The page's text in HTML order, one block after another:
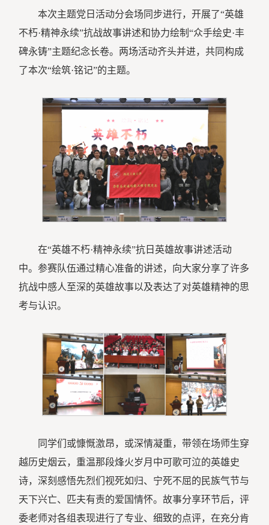
本次主题党日活动分会场同步进行，开展了“英雄
不朽·精神永续”抗战故事讲述和协力绘制“众手绘史·丰
碑永铸”主题纪念长卷。两场活动齐头并进，共同构成
了本次“绘筑·铭记”的主题。
在“英雄不朽·精神永续”抗日英雄故事讲述活动
中。参赛队伍通过精心准备的讲述，向大家分享了许多
抗战中感人至深的英雄故事以及表达了对英雄精神的思
考与认识。
同学们或慷慨激昂，或深情凝重，带领在场师生穿
越历史烟云，重温那段烽火岁月中可歌可泣的英雄史
诗，深刻感悟先烈们视死如归、宁死不屈的民族气节与
天下兴亡、匹夫有责的爱国情怀。故事分享环节后，评
委老师对各组表现进行了专业、细致的点评，在充分肯